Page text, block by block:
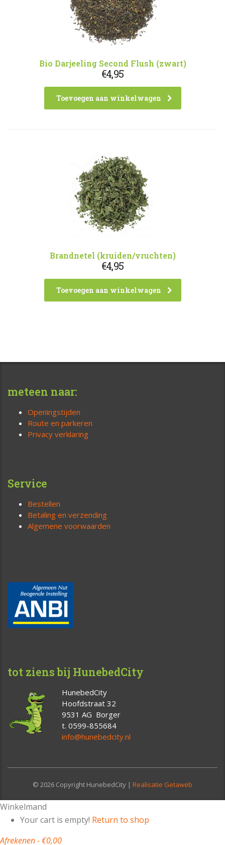
Bio Darjeeling Second Flush (zwart)
€4,95
Toevoegen aan winkelwagen
Brandnetel (kruiden/vruchten)
€4,95
Toevoegen aan winkelwagen
meteen naar:
Openingstijden
Route en parkeren
Privacy verklaring
Service
Bestellen
Betaling en verzending
Algemene voorwaarden
tot ziens bij HunebedCity
HunebedCity
Hoofdstraat 32
9531 AG Borger
t. 0599-855684
info@hunebedcity.nl
© 2026 Copyright HunebedCity | Realisatie Getaweb
Winkelmand
Your cart is empty! Return to shop
Afrekenen-€0,00